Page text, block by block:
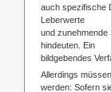
auch spezifische
Leberwerte
und zunehmende
hindeuten. Ein
bildgebendes
Allerdings
werden: Sofern